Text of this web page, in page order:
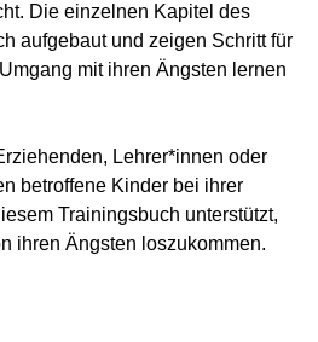
Die einzelnen Kapitel des
aufgebaut und zeigen Schritt für
mit ihren Ängsten lernen
Lehrer*innen oder
betroffene Kinder bei ihrer
Trainingsbuch unterstützt,
ihren Ängsten loszukommen.